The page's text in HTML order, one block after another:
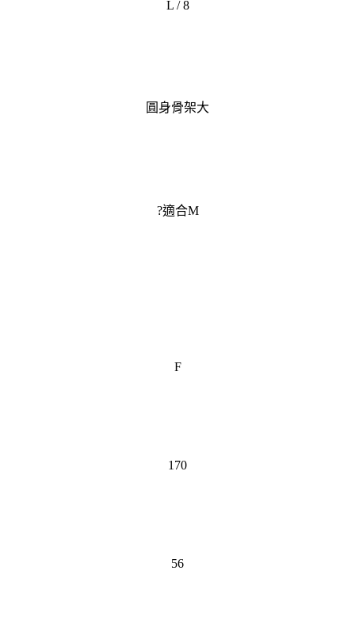
L / 8
圓身骨架大
?適合M
F
170
56